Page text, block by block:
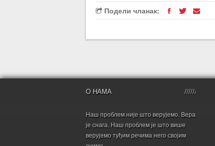
Подели чланак:
О НАМА
Наш проблем није што верујемо. Вера
је снага. Наш проблем је што више
верујемо туђим речима него својим